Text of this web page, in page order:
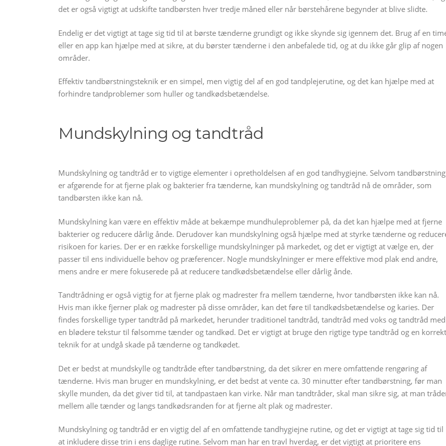
det er også vigtigt at udskifte tandbørsten hver tredje måned eller når børstehårene begynder at blive slidte.
Endelig er det vigtigt at tage sig tid til at børste tænderne grundigt og ikke skynde sig igennem det. Brug af en
eller en app kan hjælpe med at sikre, at du børster tænderne i den anbefalede tid, og at du ikke går glip af nogen
områder.
Effektiv tandbørstningsteknik er en simpel, men vigtig del af en god tandplejerutine, og det kan hjælpe med at
forhindre tandproblemer som huller og tandkødsbetændelse.
Mundskylning og tandtråd
Mundskylning og tandtråd er to vigtige elementer i opretholdelsen af en god tandhygiejne. Selvom tandbørstning
er afgørende for at fjerne plak og bakterier fra tænderne, kan mundskylning og tandtråd nå de områder, som
tandbørsten ikke kan nå.
Mundskylning kan være en effektiv måde at bekæmpe mundhuleproblemer på, da det kan hjælpe med at fjerne
bakterier og reducere dårlig ånde. Derudover kan mundskylning også hjælpe med at styrke tænderne og
risikoen for karies. Der er en række forskellige mundskylninger på markedet, og det er vigtigt at vælge en, der
passer til ens individuelle behov og præferencer. Nogle mundskylninger er mere effektive mod plak end andre,
mens andre er mere fokuserede på at reducere tandkødsbetændelse eller dårlig ånde.
Tandtrådning er også vigtig for at fjerne plak og madrester fra mellem tænderne, hvor tandbørsten ikke kan nå.
Hvis man ikke fjerner plak og madrester på disse områder, kan det føre til tandkødsbetændelse og karies. Der
findes forskellige typer tandtråd på markedet, herunder traditionel tandtråd, tandtråd med voks og tandtråd med
en blødere tekstur til følsomme tænder og tandkød. Det er vigtigt at bruge den rigtige type tandtråd og en korrekt
teknik for at undgå skade på tænderne og tandkødet.
Det er bedst at mundskylle og tandtråde efter tandbørstning, da det sikrer en mere omfattende rengøring af
tænderne. Hvis man bruger en mundskylning, er det bedst at vente ca. 30 minutter efter tandbørstning, før man
skylle munden, da det giver tid til, at tandpastaen kan virke. Når man tandtråder, skal man sikre sig, at man
mellem alle tænder og langs tandkødsranden for at fjerne alt plak og madrester.
Mundskylning og tandtråd er en vigtig del af en omfattende tandhygiejne rutine, og det er vigtigt at tage sig tid til
at inkludere disse trin i ens daglige rutine. Selvom man har en travl hverdag, er det vigtigt at prioritere ens